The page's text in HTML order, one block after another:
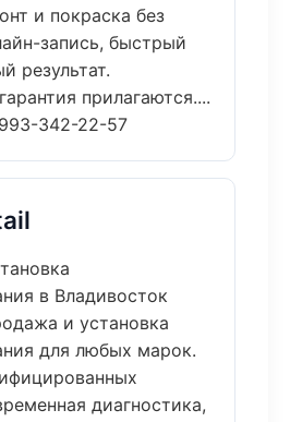
и покраска без
запись, быстрый
результат.
прилагаются....
342-22-57
в Владивосток
и установка
для любых марок.
диагностика,